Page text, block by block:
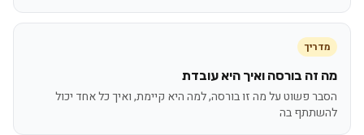
מדריך
מה זה בורסה ואיך היא עובדת
הסבר פשוט על מה זו בורסה, למה היא קיימת, ואיך כל אחד יכול
להשתתף בה